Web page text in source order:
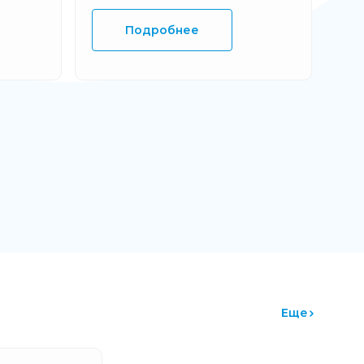
Подробнее
Еще